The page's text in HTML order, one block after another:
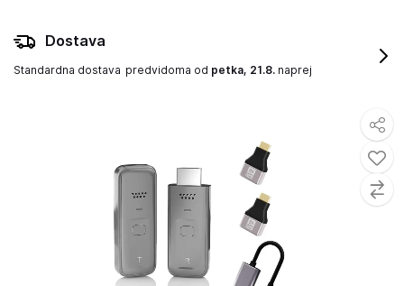
Dostava
Standardna dostava predvidoma od petka, 21.8. naprej